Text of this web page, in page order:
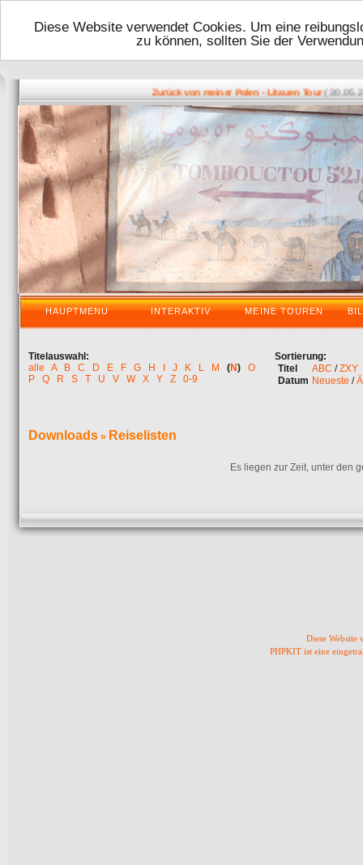
Diese Website verwendet Cookies. Um eine
zu können, sollten Sie der
Zurück von meiner Polen - Litauen Tour(
HAUPTMENU INTERAKTIV MEINE TOUREN
Titelauswahl:
alle
A B C D E F G H J K L M (N)
O
P
Q R S T U V W X Y Z 0-9
Sortierung:
Titel
ABC /ZXY
Datum Neueste /
Downloads » Reiselisten
Es liegen zur Zeit, unter den
Diese Website
PHPKIT ist eine